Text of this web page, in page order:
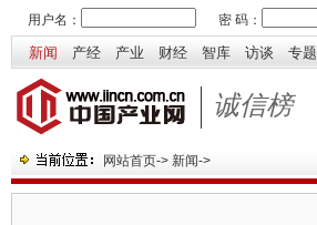
用户名： 密 码：
新闻 产经 产业 财经 智库 访谈 专题
诚信榜
网站首页-> 新闻->